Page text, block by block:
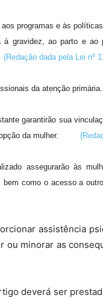
programas e às
gravidez, ao parto e ao
(Redação dada pela Lei nº
da atenção primária.
garantirão sua
da mulher.
assegurarão às
como o acesso a
assistência
ou minorar as
deverá ser